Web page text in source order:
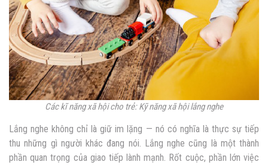
Các kĩ năng xã hội cho trẻ: Kỹ năng xã hội lắng nghe
Lắng nghe không chỉ là giữ im lặng — nó có nghĩa là thực sự tiếp
thu những gì người khác đang nói. Lắng nghe cũng là một thành
phần quan trọng của giao tiếp lành mạnh. Rốt cuộc, phần lớn việc